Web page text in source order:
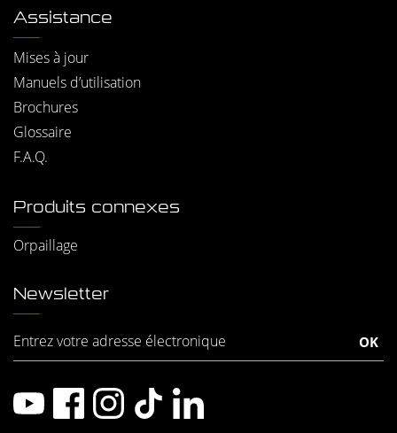
Assistance
Mises à jour
Manuels d’utilisation
Brochures
Glossaire
F.A.Q.
Produits connexes
Orpaillage
Newsletter